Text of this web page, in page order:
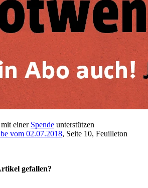
einer Spende unterstützen
vom 02.07.2018, Seite 10, Feuilleton
gefallen?